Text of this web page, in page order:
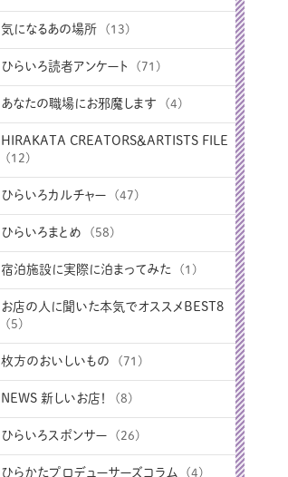
気になるあの場所 (13)
ひらいろ読者アンケート (71)
あなたの職場にお邪魔します (4)
HIRAKATA CREATORS＆ARTISTS FILE
(12)
ひらいろカルチャー (47)
ひらいろまとめ (58)
宿泊施設に実際に泊まってみた (1)
お店の人に聞いた本気でオススメBEST8
(5)
枚方のおいしいもの (71)
NEWS 新しいお店！ (8)
ひらいろスポンサー (26)
ひらかたプロデューサーズコラム (4)